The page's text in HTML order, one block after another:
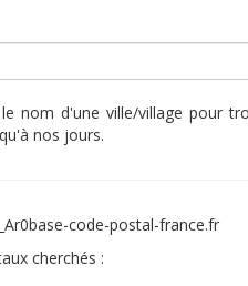
nom d'une ville/village pour
nos jours.
code-postal-france.fr
cherchés :